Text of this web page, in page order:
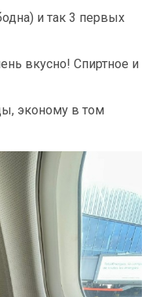
и так 3 первых
вкусно! Спиртное и
эконому в том